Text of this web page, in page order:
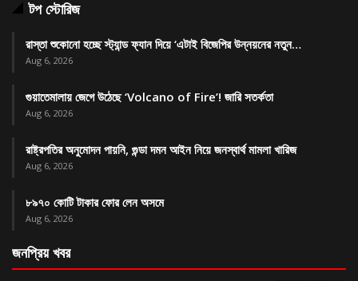
টপ স্টোরিজ
রাস্তা শুকোনো হচ্ছে স্ট্যান্ড ফ্যান দিয়ে ‘এটাই বিজেপির উন্নয়নের নতুন…
Aug 6, 2026
গুয়াতেমালায় জেগে উঠেছে ‘Volcano of Fire’! জারি সতর্কতা
Aug 6, 2026
রাষ্ট্রপতির অনুমোদন পায়নি, গুন্ডা দমন আইন নিয়ে জনস্বার্থ মামলা খারিজ
Aug 6, 2026
৮৯৭০ কোটি টাকার ফোর লেন অসমে
Aug 6, 2026
জনপ্রিয় খবর